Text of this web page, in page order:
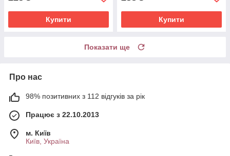
Купити Купити
Показати ще
Про нас
98% позитивних з 112 відгуків за рік
Працює з 22.10.2013
м. Київ
Київ, Україна